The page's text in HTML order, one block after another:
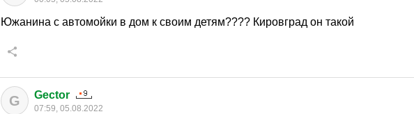
Южанина с автомойки в дом к своим детям???? Кировград он такой
G Gector
07:59, 05.08.2022